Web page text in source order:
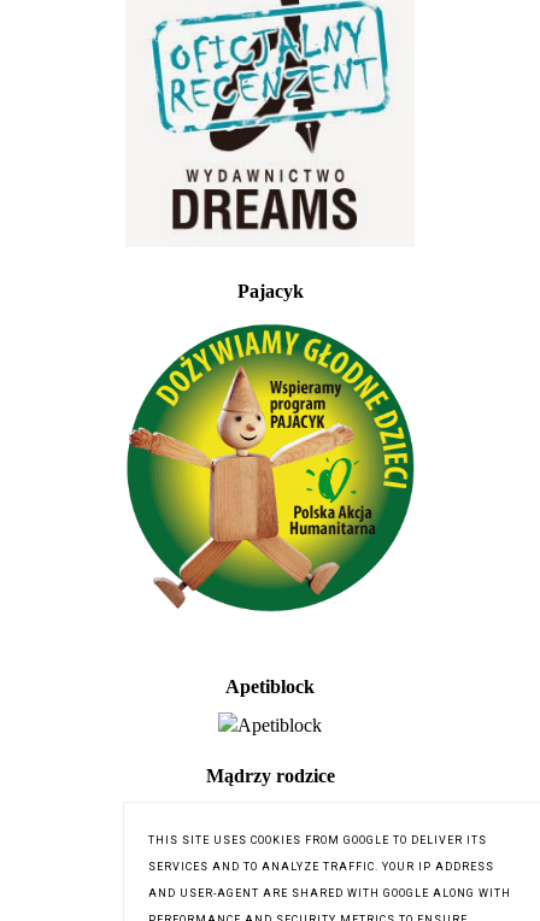
Pajacyk
Apetiblock
Mądrzy rodzice
THIS SITE USES COOKIES FROM GOOGLE TO DELIVER ITS
SERVICES AND TO ANALYZE TRAFFIC. YOUR IP ADDRESS
AND USER-AGENT ARE SHARED WITH GOOGLE ALONG WITH